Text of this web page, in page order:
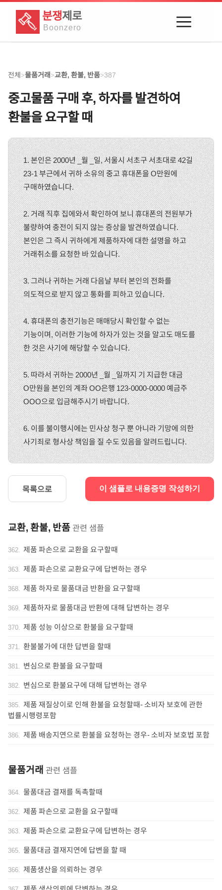
분쟁제로
Boonzero
전체>물품거래>교환, 환불, 반품>387
중고물품 구매 후, 하자를 발견하여
환불을 요구할 때
1. 본인은 2000년 _월 _일, 서울시 서초구 서초대로 42길
23-1 부근에서 귀하 소유의 중고 휴대폰을 O만원에
구매하였습니다.
2. 거래 직후 집에와서 확인하여 보니 휴대폰의 전원부가
불량하여 충전이 되지 않는 증상을 발견하였습니다.
본인은 그 즉시 귀하에게 제품하자에 대한 설명을 하고
거래취소를 요청한 바 있습니다.
3. 그러나 귀하는 거래 다음날 부터 본인의 전화를
의도적으로 받지 않고 통화를 피하고 있습니다.
4. 휴대폰의 충전기능은 매매당시 확인할 수 없는
기능이며, 이러한 기능에 하자가 있는 것을 알고도 매도를
한 것은 사기에 해당할 수 있습니다.
5. 따라서 귀하는 2000년 _월 _일까지 기 지급한 대금
O만원을 본인의 계좌 OO은행 123-0000-0000 예금주
OOO으로 입금해주시기 바랍니다.
6. 이를 불이행시에는 민사상 청구 뿐 아니라 기망에 의한
사기죄로 형사상 책임을 질 수도 있음을 알려드립니다.
목록으로 이 샘플로 내용증명 작성하기
교환, 환불, 반품 관련 샘플
362. 제품 파손으로 교환을 요구할때
363. 제품 파손으로 교환요구에 답변하는 경우
368. 제품 하자로 물품대금 반환을 요구할때
369. 제품하자로 물품대금 반환에 대해 답변하는 경우
370. 제품 성능 이상으로 환불을 요구할때
371. 환불불가에 대한 답변을 할때
381. 변심으로 환불을 요구할때
382. 변심으로 환불요구에 대해 답변하는 경우
385. 제품 재질상이로 인해 환불을 요청할때- 소비자 보호에 관한
법률시행령포함
386. 제품 배송지연으로 환불을 요청하는 경우- 소비자 보호법 포함
물품거래 관련 샘플
364. 물품대금 결재를 독촉할때
362. 제품 파손으로 교환을 요구할때
363. 제품 파손으로 교환요구에 답변하는 경우
365. 물품대금 결재지연에 답변을 할 때
366. 제품생산을 의뢰하는 경우